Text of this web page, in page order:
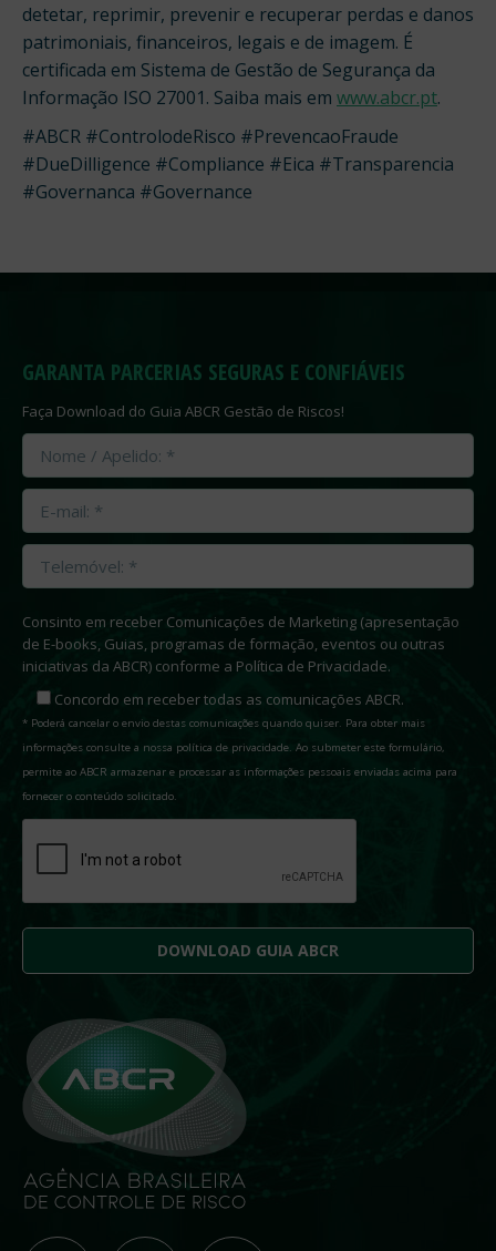
detetar, reprimir, prevenir e recuperar perdas e danos
patrimoniais, financeiros, legais e de imagem. É
certificada em Sistema de Gestão de Segurança da
Informação ISO 27001. Saiba mais em www.abcr.pt.
#ABCR #ControlodeRisco #PrevencaoFraude
#DueDilligence #Compliance #Eica #Transparencia
#Governanca #Governance
GARANTA PARCERIAS SEGURAS E CONFIÁVEIS
Faça Download do Guia ABCR Gestão de Riscos!
Consinto em receber Comunicações de Marketing (apresentação
de E-books, Guias, programas de formação, eventos ou outras
iniciativas da ABCR) conforme a Política de Privacidade.
Concordo em receber todas as comunicações ABCR.
* Poderá cancelar o envio destas comunicações quando quiser. Para obter mais
informações consulte a nossa política de privacidade. Ao submeter este formulário,
permite ao ABCR armazenar e processar as informações pessoais enviadas acima para
fornecer o conteúdo solicitado.